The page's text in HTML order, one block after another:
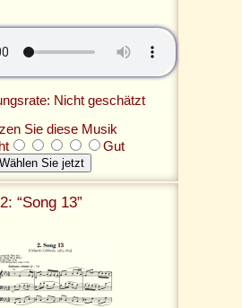
Nicht geschätzt
Sie diese Musik
Gut
2: “Song 13”